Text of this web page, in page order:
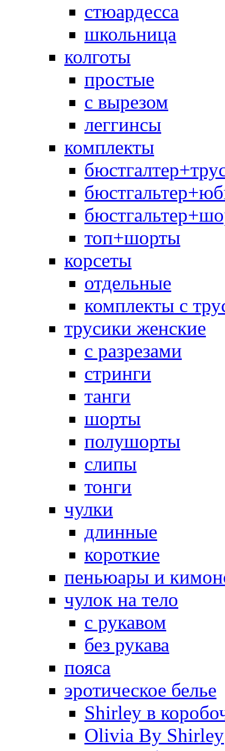
стюардесса
школьница
колготы
простые
с вырезом
леггинсы
комплекты
топ+шорты
корсеты
отдельные
комплекты с
трусики женские
с разрезами
стринги
танги
шорты
полушорты
слипы
тонги
чулки
длинные
короткие
пеньюары и
чулок на тело
с рукавом
без рукава
пояса
эротическое белье
Shirley в
Olivia By Shirley